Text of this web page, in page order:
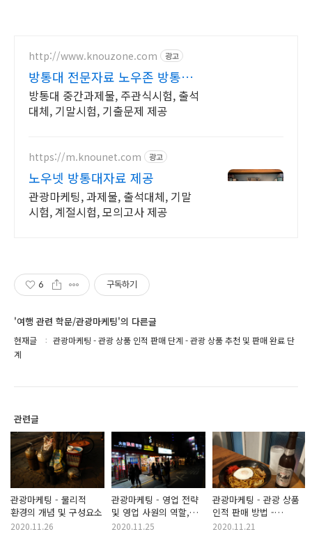
http://www.knouzone.com 광고
방통대 전문자료 노우존 방통대
자료포털 NO.1
방통대 중간과제물, 주관식시험, 출석
대체, 기말시험, 기출문제 제공
https://m.knounet.com 광고
노우넷 방통대자료 제공
관광마케팅, 과제물, 출석대체, 기말
시험, 계절시험, 모의고사 제공
6 구독하기
'여행 관련 학문/관광마케팅'의 다른글
현재글
관광마케팅 - 관광 상품 인적 판매 단계 - 관광 상품 추천 및 판매 완료 단
계
관련글
관광마케팅 - 물리적
환경의 개념 및 구성요소
2020.11.26
관광마케팅 - 영업 전략
및 영업 사원의 역할,
영업 활동의 중점사항
2020.11.25
관광마케팅 - 관광 상품
인적 판매 방법 -
고객으로부터 정보 수집
2020.11.21